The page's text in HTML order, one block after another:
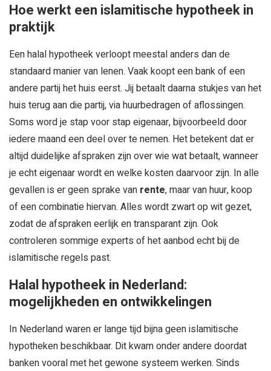
Hoe werkt een islamitische hypotheek in
praktijk
Een halal hypotheek verloopt meestal anders dan de
standaard manier van lenen. Vaak koopt een bank of een
andere partij het huis eerst. Jij betaalt daarna stukjes van het
huis terug aan die partij, via huurbedragen of aflossingen.
Soms word je stap voor stap eigenaar, bijvoorbeeld door
iedere maand een deel over te nemen. Het betekent dat er
altijd duidelijke afspraken zijn over wie wat betaalt, wanneer
je echt eigenaar wordt en welke kosten daarvoor zijn. In alle
gevallen is er geen sprake van rente, maar van huur, koop
of een combinatie hiervan. Alles wordt zwart op wit gezet,
zodat de afspraken eerlijk en transparant zijn. Ook
controleren sommige experts of het aanbod echt bij de
islamitische regels past.
Halal hypotheek in Nederland:
mogelijkheden en ontwikkelingen
In Nederland waren er lange tijd bijna geen islamitische
hypotheken beschikbaar. Dit kwam onder andere doordat
banken vooral met het gewone systeem werken. Sinds